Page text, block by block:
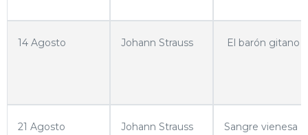
14 Agosto Johann Strauss El barón gitano
21 Agosto Johann Strauss
Sangre vienesa